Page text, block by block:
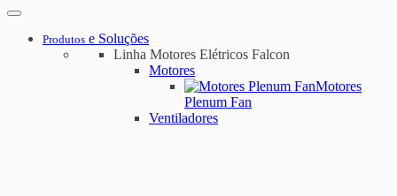
Produtos e Soluções
Linha Motores Elétricos Falcon
Motores
Motores
Plenum Fan
Ventiladores